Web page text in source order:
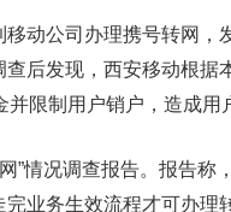
动公司办理携号转网
后发现，西安移动根
限制用户销户，造成用
”情况调查报告。报告称
业务生效流程才可办理